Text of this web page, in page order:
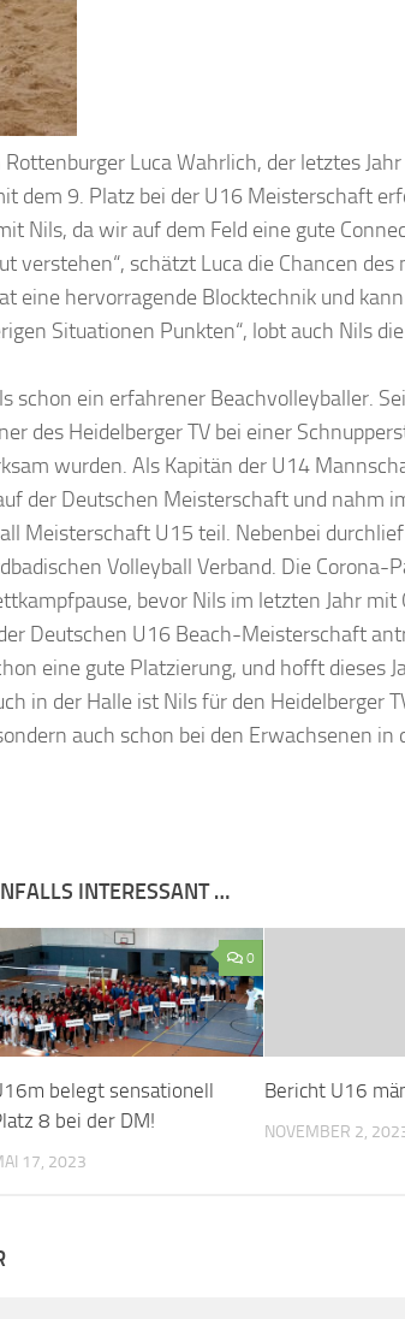
Luca Wahrlich, der letztes
dem 9. Platz bei der U16 Meisterschaft
Nils, da wir auf dem Feld eine gute
verstehen“, schätzt Luca die Chancen
eine hervorragende Blocktechnik und
Situationen Punkten“, lobt auch Nils
schon ein erfahrener Beachvolleyballer.
des Heidelberger TV bei einer
wurden. Als Kapitän der U14
der Deutschen Meisterschaft und nahm
Meisterschaft U15 teil. Nebenbei
Volleyball Verband. Die Corona-
bevor Nils im letzten Jahr mit
Deutschen U16 Beach-Meisterschaft
eine gute Platzierung, und hofft dieses
in der Halle ist Nils für den Heidelberger
auch schon bei den Erwachsenen in
INTERESSANT …
0
belegt sensationell
8 bei der DM!
17, 2023
Bericht U16
NOVEMBER 2,